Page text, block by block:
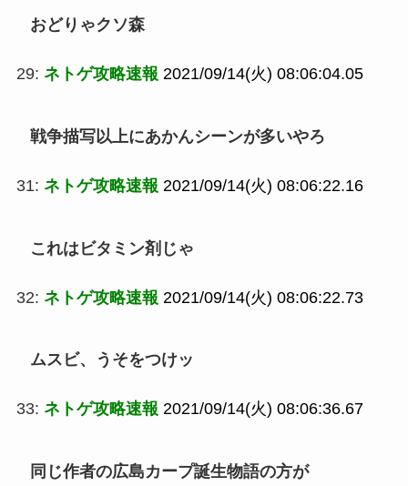
おどりゃクソ森
29: ネトゲ攻略速報 2021/09/14(火) 08:06:04.05
戦争描写以上にあかんシーンが多いやろ
31: ネトゲ攻略速報 2021/09/14(火) 08:06:22.16
これはビタミン剤じゃ
32: ネトゲ攻略速報 2021/09/14(火) 08:06:22.73
ムスビ、うそをつけッ
33: ネトゲ攻略速報 2021/09/14(火) 08:06:36.67
同じ作者の広島カープ誕生物語の方が